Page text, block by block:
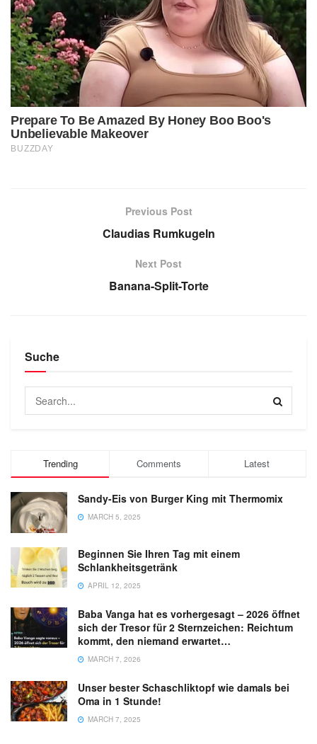
Previous Post
Claudias Rumkugeln
Next Post
Banana-Split-Torte
Suche
Trending Comments Latest
Sandy-Eis von Burger King mit Thermomix
MARCH 5, 2025
Beginnen Sie Ihren Tag mit einem
Schlankheitsgetränk
APRIL 12, 2025
Baba Vanga hat es vorhergesagt – 2026 öffnet
sich der Tresor für 2 Sternzeichen: Reichtum
kommt, den niemand erwartet…
MARCH 7, 2026
Unser bester Schaschliktopf wie damals bei
Oma in 1 Stunde!
MARCH 7, 2025